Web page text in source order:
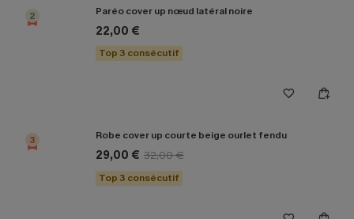
2 Paréo cover up nœud latéral noire
22,00 €
Top 3 consécutif
3 Robe cover up courte beige ourlet fendu
29,00 € 32,00 €
Top 3 consécutif